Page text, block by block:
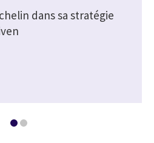
dans sa stratégie